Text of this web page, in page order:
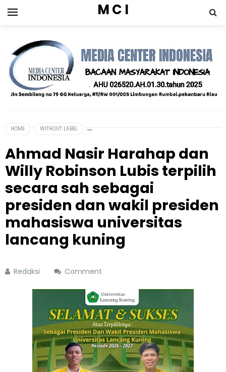
M C I
HOME WITHOUT LABEL
Ahmad Nasir Harahap dan
Willy Robinson Lubis terpilih
secara sah sebagai
presiden dan wakil presiden
mahasiswa universitas
lancang kuning
Redaksi Comment